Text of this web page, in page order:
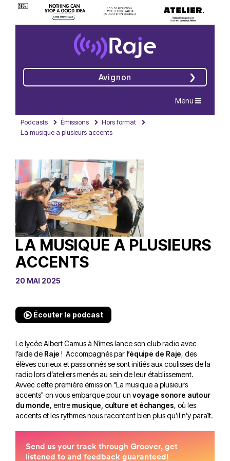
Avignon
Navigation
Menu
Podcasts Émissions
Hors format
La musique a plusieurs accents
LA MUSIQUE A PLUSIEURS
ACCENTS
20 MAI 2025
Écouter le podcast
Le lycée Albert Camus à Nîmes lance son club radio avec
l’aide de Raje ! Accompagnés par l’équipe de Raje, des
élèves curieux et passionnés se sont initiés aux coulisses de la
radio lors d’ateliers menés au sein de leur établissement.
Avvec cette première émission "La musique a plusieurs
accents" on vous embarque pour un voyage sonore autour
du monde, entre musique, culture et échanges, où les
accents et les rythmes nous racontent bien plus qu’il n’y paraît.